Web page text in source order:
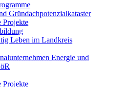
Gründachpotenzialkataster
Projekte
Leben im Landkreis
Energie und
Projekte